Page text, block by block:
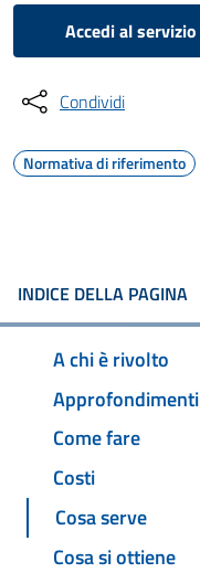
Accedi al servizio
Condividi
Normativa di riferimento
INDICE DELLA PAGINA
A chi è rivolto
Approfondimenti
Come fare
Costi
Cosa serve
Cosa si ottiene